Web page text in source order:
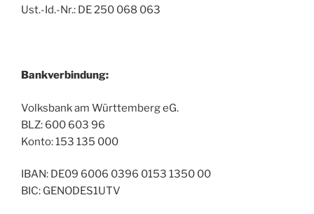
Ust.-Id.-Nr.: DE 250 068 063
Bankverbindung:
Volksbank am Württemberg eG.
BLZ: 600 603 96
Konto: 153 135 000
IBAN: DE09 6006 0396 0153 1350 00
BIC: GENODES1UTV